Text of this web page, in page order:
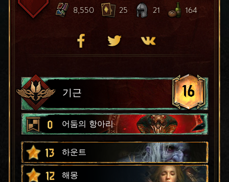
8,550 25 21 164
기근 16
0 어둠의 항아리
13 하운트
12 해몽